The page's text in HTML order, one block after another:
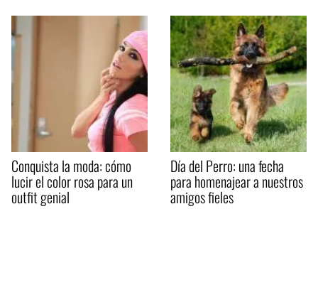
Conquista la moda: cómo
lucir el color rosa para un
outfit genial
Día del Perro: una fecha
para homenajear a nuestros
amigos fieles